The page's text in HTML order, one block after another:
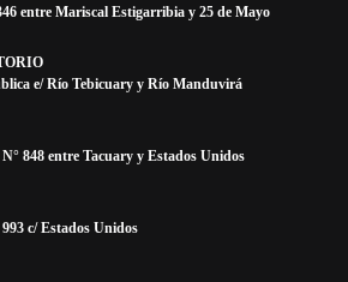
entre Mariscal Estigarribia y 25 de Mayo
e/ Río Tebicuary y Río Manduvirá
848 entre Tacuary y Estados Unidos
c/ Estados Unidos